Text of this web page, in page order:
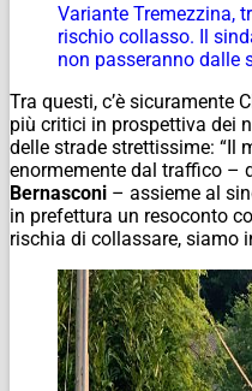
Variante Tremezzina,
rischio collasso. Il
non passeranno dalle
Tra questi, c’è sicuramente
più critici in prospettiva dei
delle strade strettissime: “Il
enormemente dal traffico –
Bernasconi – assieme al
in prefettura un resoconto
rischia di collassare, siamo